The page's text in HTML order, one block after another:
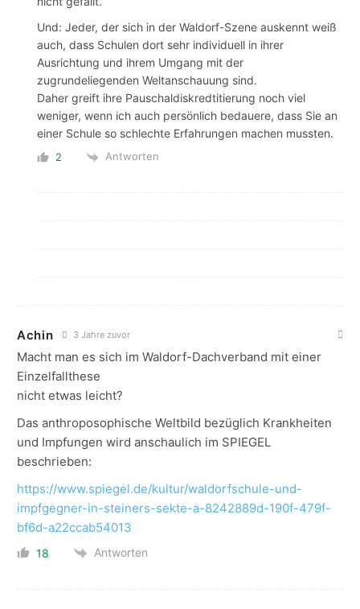
Und: Jeder, der sich in der Waldorf-Szene auskennt weiß
auch, dass Schulen dort sehr individuell in ihrer
Ausrichtung und ihrem Umgang mit der
zugrundeliegenden Weltanschauung sind.
Daher greift ihre Pauschaldiskredtitierung noch viel
weniger, wenn ich auch persönlich bedauere, dass Sie an
einer Schule so schlechte Erfahrungen machen mussten.
2 Antworten
Achin 3 Jahre zuvor
Macht man es sich im Waldorf-Dachverband mit einer
Einzelfallthese
nicht etwas leicht?
Das anthroposophische Weltbild bezüglich Krankheiten
und Impfungen wird anschaulich im SPIEGEL
beschrieben:
https://www.spiegel.de/kultur/waldorfschule-und-
impfgegner-in-steiners-sekte-a-8242889d-190f-479f-
bf6d-a22ccab54013
18 Antworten